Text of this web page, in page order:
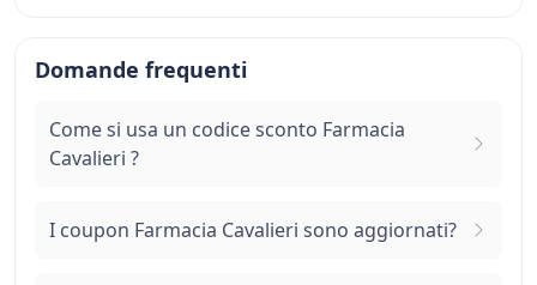
Domande frequenti
Come si usa un codice sconto Farmacia
Cavalieri ?
I coupon Farmacia Cavalieri sono aggiornati?